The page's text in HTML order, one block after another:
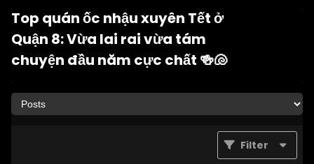
Top quán ốc nhậu xuyên Tết ở
Quận 8: Vừa lai rai vừa tám
chuyện đầu năm cực chất 🍻🐚
Filter